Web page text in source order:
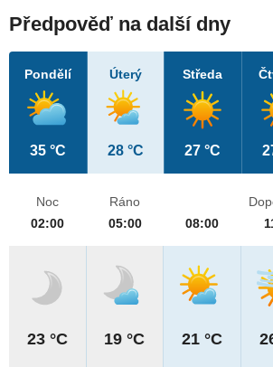
Předpověď na další dny
Pondělí
35 °C
Úterý
28 °C
Středa
27 °C
Noc
02:00
23 °C
Ráno
05:00
19 °C
08:00
21 °C